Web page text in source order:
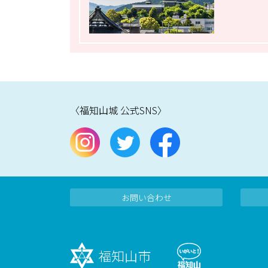
〈福知山城 公式SNS〉
お問い合わせ
福知山市